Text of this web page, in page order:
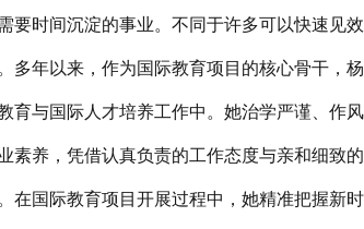
要时间沉淀的事业。不同于许多可以快速见
多年以来，作为国际教育项目的核心骨干，
育与国际人才培养工作中。她治学严谨、作
素养，凭借认真负责的工作态度与亲和细致
在国际教育项目开展过程中，她精准把握新